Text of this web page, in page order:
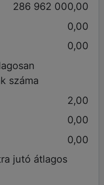
286 962 000,00
0,00
0,00
száma
2,00
0,00
0,00
jutó átlagos